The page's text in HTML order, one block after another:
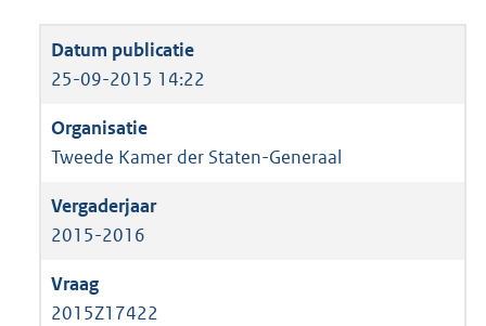
25-09-2015 14:22
Tweede Kamer der Staten-Generaal
2015-2016
2015Z17422